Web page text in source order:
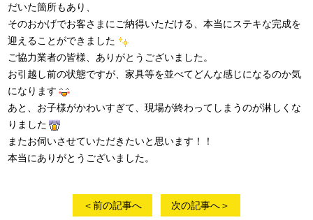
だいた箇所もあり、
そのおかげでお客さまにご納得いただける、本当にステキな完成を
迎えることができました
ご協力業者の皆様、ありがとうございました。
お引越し前の状態ですが、家具等を並べてどんな感じになるのか気
になります
あと、お子様がかわいすぎて、現場が終わってしまうのが淋しくな
りました
またお伺いさせていただきたいと思います！！
本当にありがとうございました。
＜前の記事へ 次の記事へ＞